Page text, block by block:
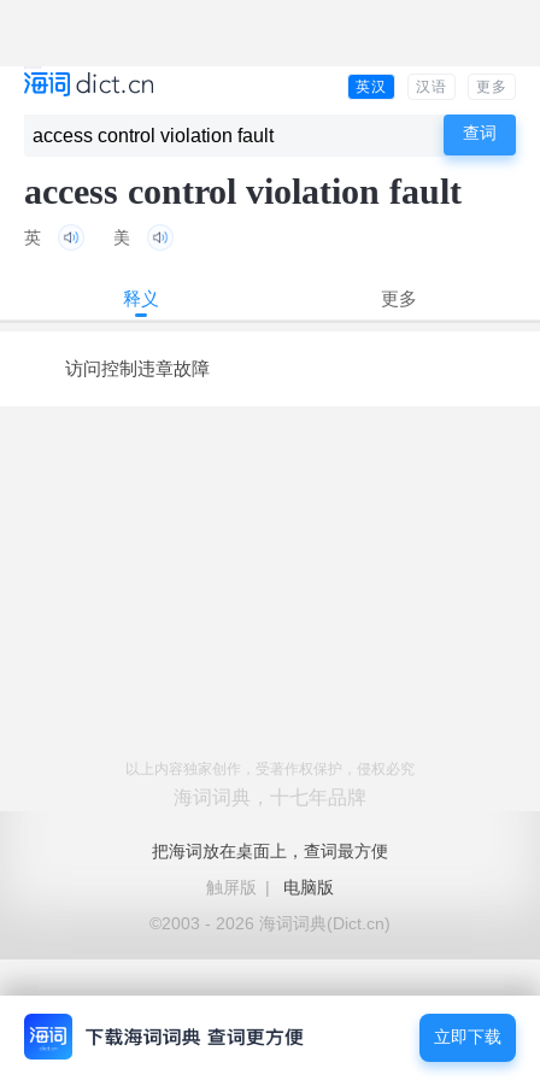
英汉 汉语 更多
access control violation fault
英 美
释义 更多
访问控制违章故障
以上内容独家创作，受著作权保护，侵权必究
海词词典，十七年品牌
把海词放在桌面上，查词最方便
触屏版
|
电脑版
©2003 - 2026 海词词典(Dict.cn)
立即下载
立即下载